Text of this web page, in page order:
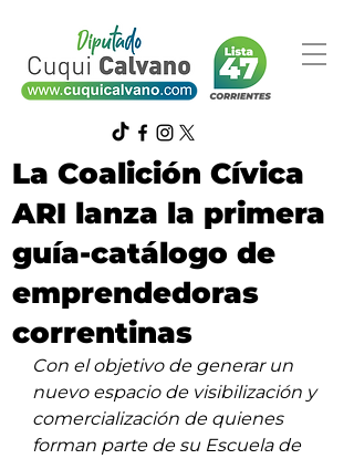
La Coalición Cívica
ARI lanza la primera
guía-catálogo de
emprendedoras
correntinas
Con el objetivo de generar un
nuevo espacio de visibilización y
comercialización de quienes
forman parte de su Escuela de